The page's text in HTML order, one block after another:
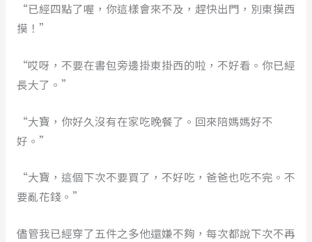
“已經四點了喔，你這樣會來不及，趕快出門，別東摸西
摸！”
“哎呀，不要在書包旁邊掛東掛西的啦，不好看。你已經
長大了。”
“大寶，你好久沒有在家吃晚餐了。回來陪媽媽好不
好。”
“大寶，這個下次不要買了，不好吃，爸爸也吃不完。不
要亂花錢。”
儘管我已經穿了五件之多他還嫌不夠，每次都說下次不再